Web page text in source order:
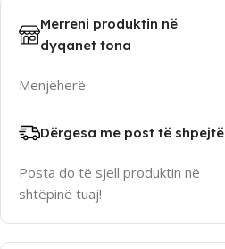
Merreni produktin në
dyqanet tona
Menjëherë
Dërgesa me post të shpejtë
Posta do të sjell produktin në
shtëpinë tuaj!